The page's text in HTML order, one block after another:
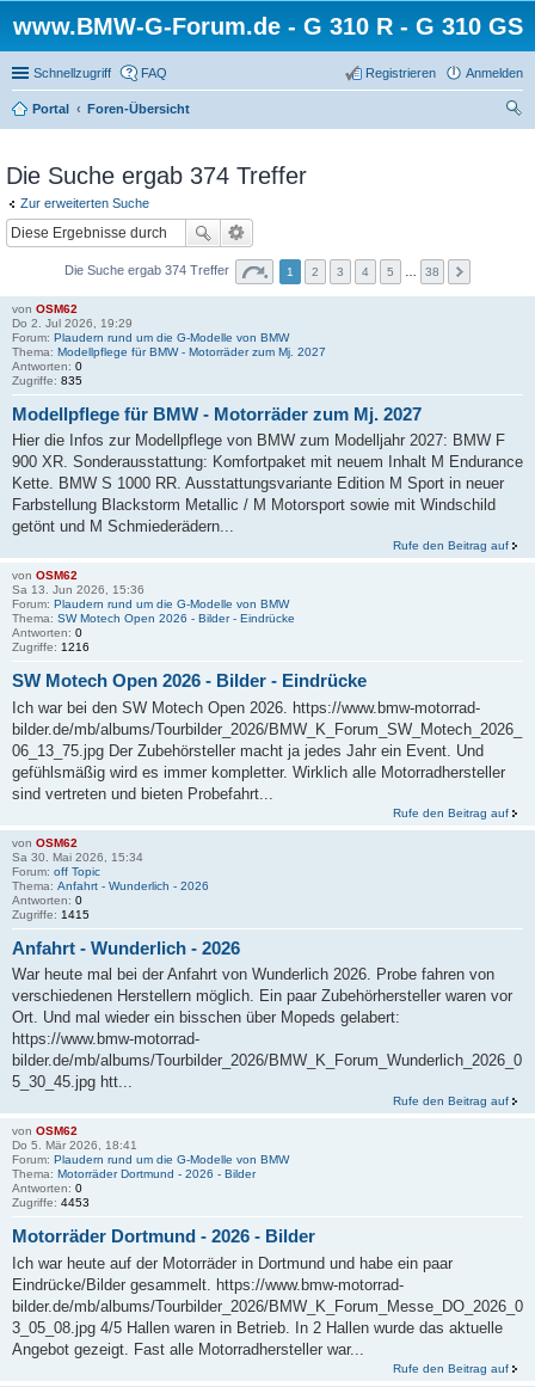
www.BMW-G-Forum.de - G 310 R - G 310 GS
Schnellzugriff FAQ Anmelden
Registrieren
Portal
Foren-Übersicht
Die Suche ergab 374 Treffer
Zur erweiterten Suche
Die Suche ergab 374 Treffer 1 2 3 4 5 38
von OSM62
Do 2. Jul 2026, 19:29
Forum: Plaudern rund um die G-Modelle von BMW
Thema: Modellpflege für BMW - Motorräder zum Mj. 2027
Antworten: 0
Zugriffe: 835
Modellpflege für BMW - Motorräder zum Mj. 2027
Hier die Infos zur Modellpflege von BMW zum Modelljahr 2027: BMW F
900 XR. Sonderausstattung: Komfortpaket mit neuem Inhalt M Endurance
Kette. BMW S 1000 RR. Ausstattungsvariante Edition M Sport in neuer
Farbstellung Blackstorm Metallic / M Motorsport sowie mit Windschild
getönt und M Schmiederädern...
Rufe den Beitrag auf
von OSM62
Sa 13. Jun 2026, 15:36
Forum: Plaudern rund um die G-Modelle von BMW
Thema: SW Motech Open 2026 - Bilder - Eindrücke
Antworten: 0
Zugriffe: 1216
SW Motech Open 2026 - Bilder - Eindrücke
Ich war bei den SW Motech Open 2026. https://www.bmw-motorrad-
bilder.de/mb/albums/Tourbilder_2026/BMW_K_Forum_SW_Motech_2026_
06_13_75.jpg Der Zubehörsteller macht ja jedes Jahr ein Event. Und
gefühlsmäßig wird es immer kompletter. Wirklich alle Motorradhersteller
sind vertreten und bieten Probefahrt...
Rufe den Beitrag auf
von OSM62
Sa 30. Mai 2026, 15:34
Forum: off Topic
Thema: Anfahrt - Wunderlich - 2026
Antworten: 0
Zugriffe: 1415
Anfahrt - Wunderlich - 2026
War heute mal bei der Anfahrt von Wunderlich 2026. Probe fahren von
verschiedenen Herstellern möglich. Ein paar Zubehörhersteller waren vor
Ort. Und mal wieder ein bisschen über Mopeds gelabert:
https://www.bmw-motorrad-
bilder.de/mb/albums/Tourbilder_2026/BMW_K_Forum_Wunderlich_2026_0
5_30_45.jpg htt...
Rufe den Beitrag auf
von OSM62
Do 5. Mär 2026, 18:41
Forum: Plaudern rund um die G-Modelle von BMW
Thema: Motorräder Dortmund - 2026 - Bilder
Antworten: 0
Zugriffe: 4453
Motorräder Dortmund - 2026 - Bilder
Ich war heute auf der Motorräder in Dortmund und habe ein paar
Eindrücke/Bilder gesammelt. https://www.bmw-motorrad-
bilder.de/mb/albums/Tourbilder_2026/BMW_K_Forum_Messe_DO_2026_0
3_05_08.jpg 4/5 Hallen waren in Betrieb. In 2 Hallen wurde das aktuelle
Angebot gezeigt. Fast alle Motorradhersteller war...
Rufe den Beitrag auf